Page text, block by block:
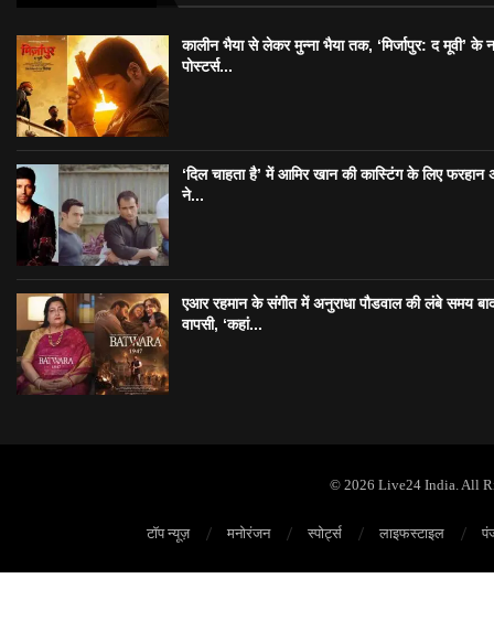
कालीन भैया से लेकर मुन्ना भैया तक, ‘मिर्जापुर: द मूवी’ के
पोस्टर्स...
‘दिल चाहता है’ में आमिर खान की कास्टिंग के लिए फरहान
ने...
एआर रहमान के संगीत में अनुराधा पौडवाल की लंबे समय
वापसी, ‘कहां...
© 2026 Live24 India. All
टॉप न्यूज़ मनोरंजन स्पोर्ट्स लाइफस्टाइल